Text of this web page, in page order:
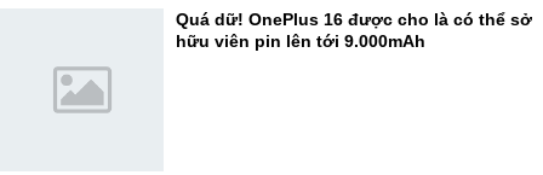
Quá dữ! OnePlus 16 được cho là có thể sở
hữu viên pin lên tới 9.000mAh